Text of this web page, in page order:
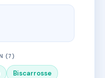
(7)
Biscarrosse